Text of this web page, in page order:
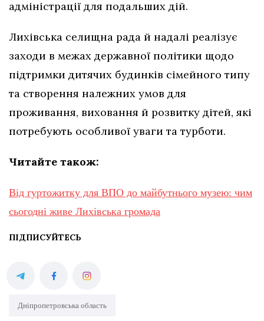
адміністрації для подальших дій.
Лихівська селищна рада й надалі реалізує
заходи в межах державної політики щодо
підтримки дитячих будинків сімейного типу
та створення належних умов для
проживання, виховання й розвитку дітей, які
потребують особливої уваги та турботи.
Читайте також:
Від гуртожитку для ВПО до майбутнього музею: чим
сьогодні живе Лихівська громада
ПІДПИСУЙТЕСЬ
Дніпропетровська область